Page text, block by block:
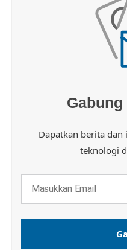
Dapatkan berita
teknologi